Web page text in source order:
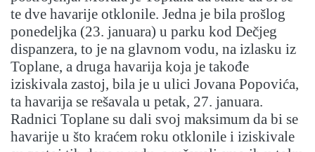
te dve havarije otklonile. Jedna je bila prošlog
ponedeljka (23. januara) u parku kod Dečjeg
dispanzera, to je na glavnom vodu, na izlasku iz
Toplane, a druga havarija koja je takođe
iziskivala zastoj, bila je u ulici Jovana Popovića,
ta havarija se rešavala u petak, 27. januara.
Radnici Toplane su dali svoj maksimum da bi se
havarije u što kraćem roku otklonile i iziskivale